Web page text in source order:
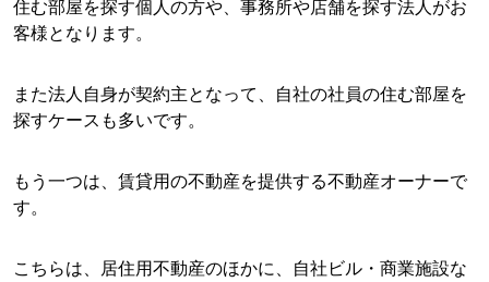
住む部屋を探す個人の方や、事務所や店舗を探す法人がお
客様となります。
また法人自身が契約主となって、自社の社員の住む部屋を
探すケースも多いです。
もう一つは、賃貸用の不動産を提供する不動産オーナーで
す。
こちらは、居住用不動産のほかに、自社ビル・商業施設な